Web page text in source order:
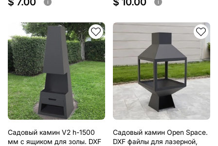
i i
Садовый камин V2 h-1500
мм с ящиком для золы. DXF
Садовый камин Open Space.
DXF файлы для лазерной,